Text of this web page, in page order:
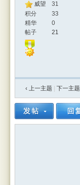
威望
31
积分
33
精华
0
帖子
21
‹ 上一主题 下一主题